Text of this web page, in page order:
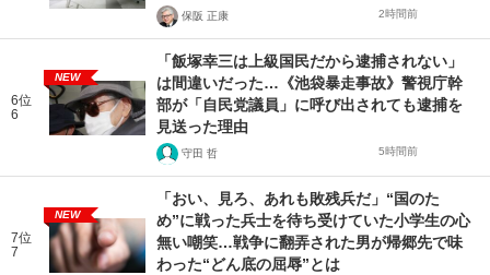
保阪 正康 2時間前
6位
6
NEW
「飯塚幸三は上級国民だから逮捕されない」
は間違いだった…《池袋暴走事故》警視庁幹
部が「自民党議員」に呼び出されても逮捕を
見送った理由
守田 哲 5時間前
7位
7
NEW
「おい、見ろ、あれも敗残兵だ」“国のた
め”に戦った兵士を待ち受けていた小学生の心
無い嘲笑…戦争に翻弄された男が帰郷先で味
わった“どん底の屈辱”とは